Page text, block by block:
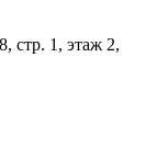
стр. 1, этаж 2,